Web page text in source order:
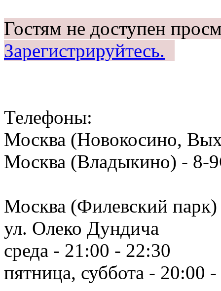
Гостям не доступен
Зарегистрируйтесь.
Телефоны:
Москва (Новокосино,
Москва (Владыкино) - 8-
Москва (Филевский
ул. Олеко Дундича
среда - 21:00 - 22:30
пятница, суббота - 20:00